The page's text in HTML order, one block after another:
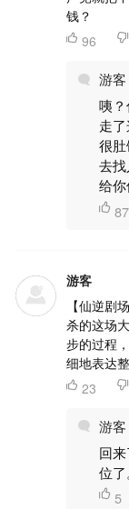
钱？
 96 
游
咦
走
很
去
给你
 87
游客
【仙逆剧
杀的这场
步的过程
细地表达
 23 
游客
回
位了
 5